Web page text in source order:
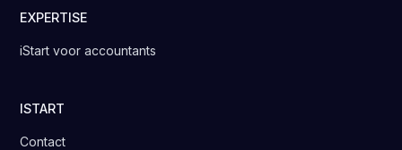
EXPERTISE
iStart voor accountants
ISTART
Contact